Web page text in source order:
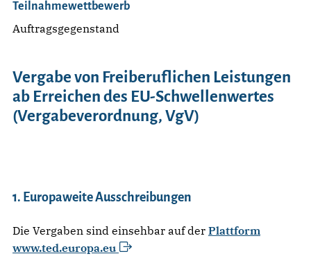
Teilnahmewettbewerb
Auftragsgegenstand
Vergabe von Freiberuflichen Leistungen
ab Erreichen des EU-Schwellenwertes
(Vergabeverordnung, VgV)
1. Europaweite Ausschreibungen
Die Vergaben sind einsehbar auf der Plattform
www.ted.europa.eu